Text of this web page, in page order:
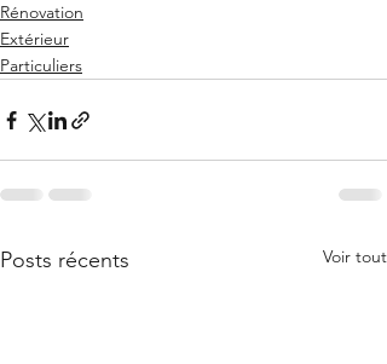
Rénovation
Extérieur
Particuliers
Posts récents Voir tout